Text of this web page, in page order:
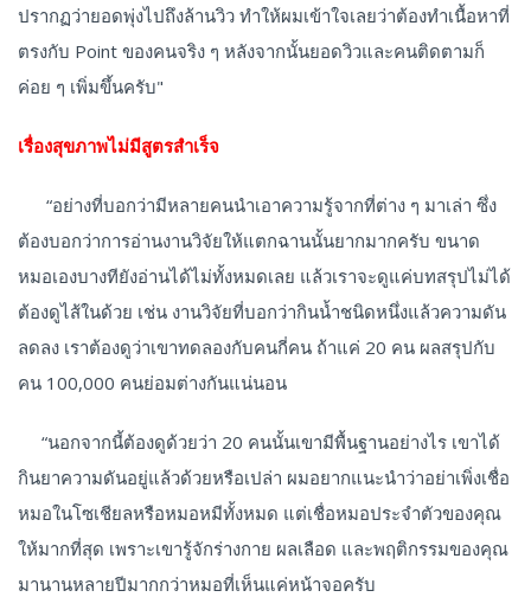
ปรากฏว่ายอดพุ่งไปถึงล้านวิว ทำให้ผมเข้าใจเลยว่าต้องทำเนื้อหาที่
ตรงกับ Point ของคนจริง ๆ หลังจากนั้นยอดวิวและคนติดตามก็
ค่อย ๆ เพิ่มขึ้นครับ"
เรื่องสุขภาพไม่มีสูตรสำเร็จ
“อย่างที่บอกว่ามีหลายคนนำเอาความรู้จากที่ต่าง ๆ มาเล่า ซึ่ง
ต้องบอกว่าการอ่านงานวิจัยให้แตกฉานนั้นยากมากครับ ขนาด
หมอเองบางทียังอ่านได้ไม่ทั้งหมดเลย แล้วเราจะดูแค่บทสรุปไม่ได้
ต้องดูไส้ในด้วย เช่น งานวิจัยที่บอกว่ากินน้ำชนิดหนึ่งแล้วความดัน
ลดลง เราต้องดูว่าเขาทดลองกับคนกี่คน ถ้าแค่ 20 คน ผลสรุปกับ
คน 100,000 คนย่อมต่างกันแน่นอน
“นอกจากนี้ต้องดูด้วยว่า 20 คนนั้นเขามีพื้นฐานอย่างไร เขาได้
กินยาความดันอยู่แล้วด้วยหรือเปล่า ผมอยากแนะนำว่าอย่าเพิ่งเชื่อ
หมอในโซเชียลหรือหมอหมีทั้งหมด แต่เชื่อหมอประจำตัวของคุณ
ให้มากที่สุด เพราะเขารู้จักร่างกาย ผลเลือด และพฤติกรรมของคุณ
มานานหลายปีมากกว่าหมอที่เห็นแค่หน้าจอครับ